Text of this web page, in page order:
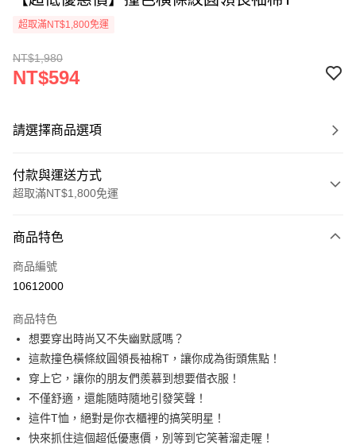
超取滿NT$1,800免運
NT$1,980
NT$594
請選擇商品選項
付款與運送方式
超取滿NT$1,800免運
信用卡一次付款
超商取貨付款
Apple Pay
街口支付
悠遊付
Google Pay
商品特色
商品編號
10612000
商品特色
想要穿出時尚又不失幽默感嗎？
這款撞色橫條紋圓領長袖棉T，讓你成為街頭焦點！
穿上它，讓你的朋友們羨慕到想要借衣服！
不僅舒適，還能隨時隨地引發笑聲！
這件T恤，絕對是你衣櫃裡的搞笑明星！
快來抓住這個超低優惠價，別等到它笑著溜走喔！